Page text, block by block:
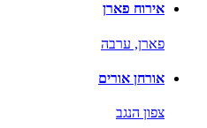
אירוח פארן
פארן, ערבה
אורחן אורים
צפון הנגב